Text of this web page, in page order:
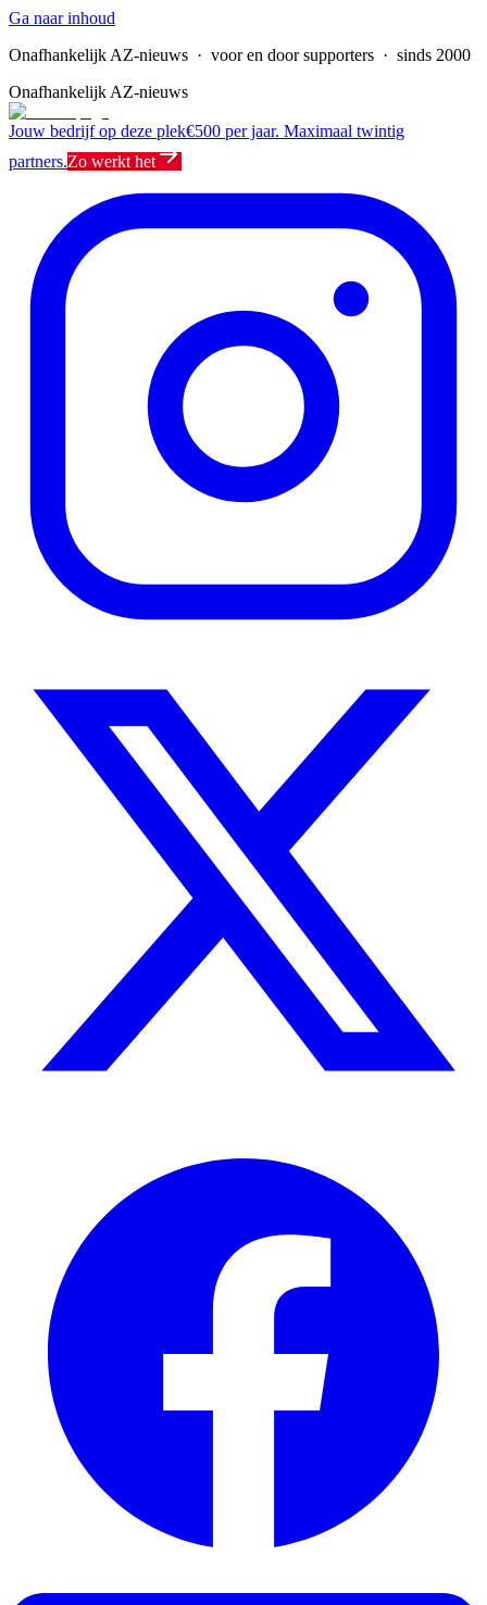
Ga naar inhoud
Onafhankelijk AZ-nieuws · voor en door supporters · sinds 2000
Onafhankelijk AZ-nieuws
Jouw bedrijf op deze plek€500 per jaar. Maximaal twintig
partners.Zo werkt het